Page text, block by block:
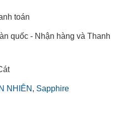
toán
quốc - Nhận hàng và Thanh
NHIÊN , Sapphire